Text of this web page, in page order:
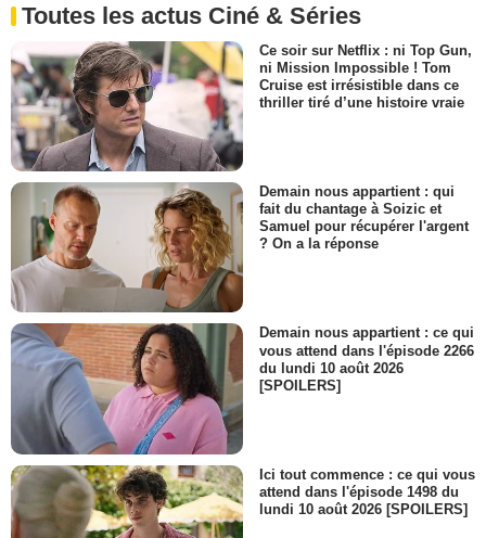
Toutes les actus Ciné & Séries
Ce soir sur Netflix : ni Top Gun,
ni Mission Impossible ! Tom
Cruise est irrésistible dans ce
thriller tiré d’une histoire vraie
Demain nous appartient : qui
fait du chantage à Soizic et
Samuel pour récupérer l'argent
? On a la réponse
Demain nous appartient : ce qui
vous attend dans l'épisode 2266
du lundi 10 août 2026
[SPOILERS]
Ici tout commence : ce qui vous
attend dans l'épisode 1498 du
lundi 10 août 2026 [SPOILERS]